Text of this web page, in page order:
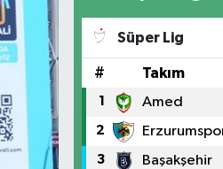
Süper Lig
# Takım
1 Amed
2
3 Başakşehir